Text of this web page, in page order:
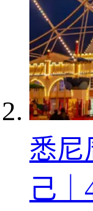
悉尼
己